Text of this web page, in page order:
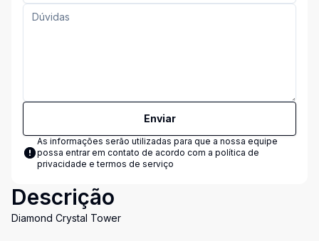
Enviar
As informações serão utilizadas para que a nossa equipe
possa entrar em contato de acordo com a política de
privacidade e termos de serviço
Descrição
Diamond Crystal Tower